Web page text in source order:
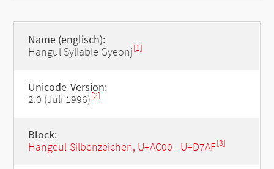
Name (englisch):
Hangul Syllable Gyeonj[1]
Unicode-Version:
2.0 (Juli 1996)[2]
Block:
Hangeul-Silbenzeichen, U+AC00 - U+D7AF[3]